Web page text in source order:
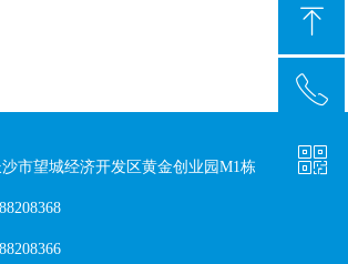
市望城经济开发区黄金创业园M1栋
ꁸ
回到顶部
ꂅ
0371-88208368
ꀥ